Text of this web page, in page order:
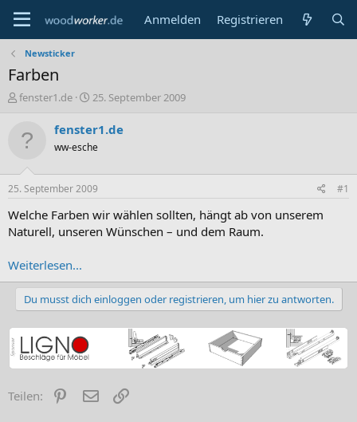
Anmelden Registrieren
Newsticker
Farben
E
t
e
r
fenster1.de
E
s
e
l
t
a
25. September 2009
fenster1.de
ww-esche
25. September 2009 #1
Welche Farben wir wählen sollten, hängt ab von unserem
Naturell, unseren Wünschen – und dem Raum.
Weiterlesen...
Du musst dich einloggen oder registrieren, um hier zu antworten.
Teilen: PinterestE-Mail